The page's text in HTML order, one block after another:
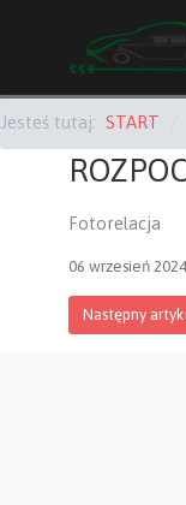
Jesteś tutaj: START
Fotorelacja
06 wrzesień 2024
Następny
Następny